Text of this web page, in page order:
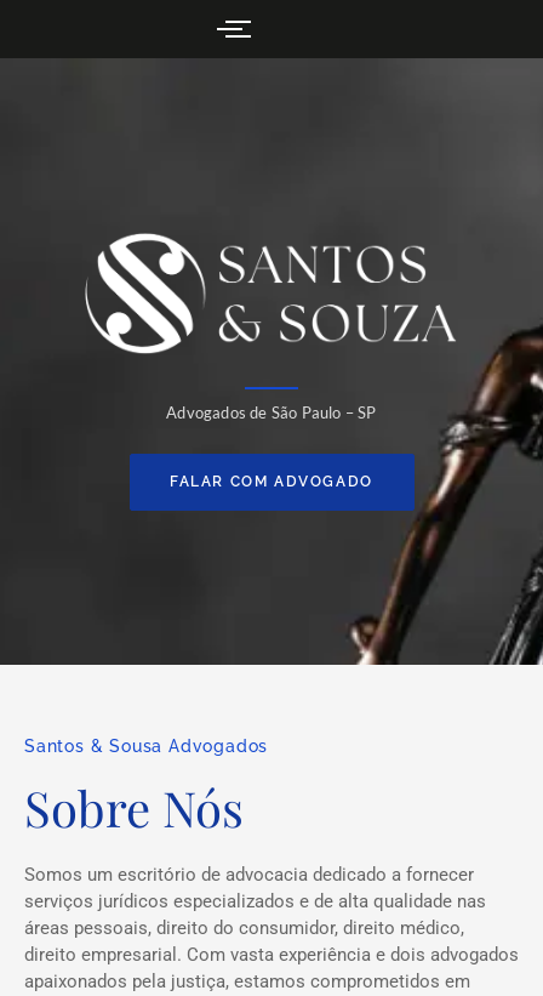
Advogados de São Paulo – SP
FALAR COM ADVOGADO
Santos & Sousa Advogados
Sobre Nós
Somos um escritório de advocacia dedicado a fornecer
serviços jurídicos especializados e de alta qualidade nas
áreas pessoais, direito do consumidor, direito médico,
direito empresarial. Com vasta experiência e dois advogados
apaixonados pela justiça, estamos comprometidos em